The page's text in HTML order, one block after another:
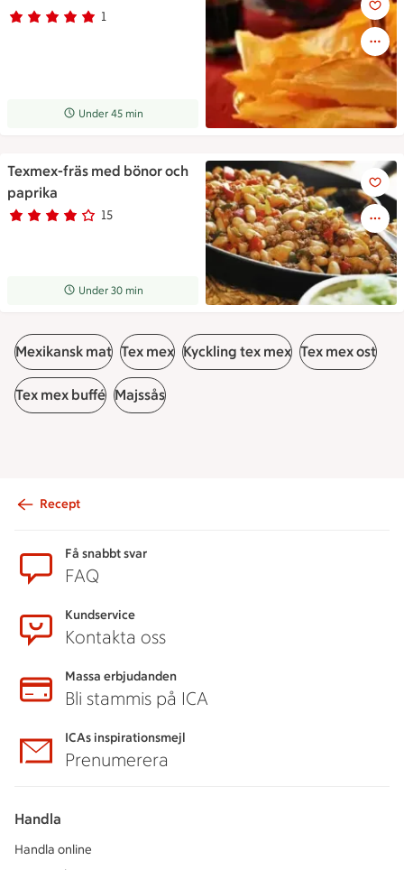
Betyg 5 av 5.
1
1 personer har röstat
Receptet tar Under 45 min att tillaga
Under 45 min
Texmex-fräs med bönor och
paprika
Betyg 3.8 av 5. 15
15 personer har röstat
Receptet tar Under 30 min att tillaga
Under 30 min
Texmex-fräs med bönor och
Mexikansk mat Tex mex Kyckling tex mex Tex mex ost
Tex mex buffé Majssås
Recept
Få snabbt svar
FAQ
Kundservice
Kontakta oss
Massa erbjudanden
Bli stammis på ICA
ICAs inspirationsmejl
Prenumerera
Handla
Handla online